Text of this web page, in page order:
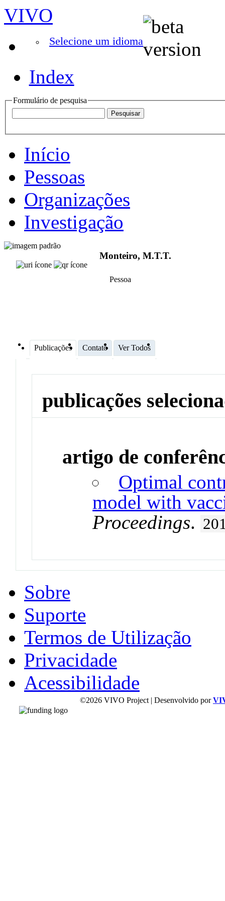
VIVO
Selecione um idioma
Index
Formulário de pesquisa
Início
Pessoas
Organizações
Investigação
Monteiro, M.T.T.
Pessoa
Publicações Contato Ver Todos
publicações
artigo de
Optimal
model with
Proceedings.
Sobre
Suporte
Termos de Utilização
Privacidade
Acessibilidade
©2026 VIVO Project | Desenvolvido por